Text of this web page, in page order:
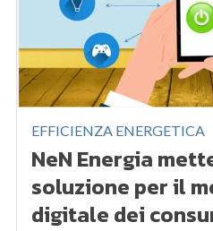
EFFICIENZA ENERGETICA
NeN Energia
soluzione per il
digitale dei